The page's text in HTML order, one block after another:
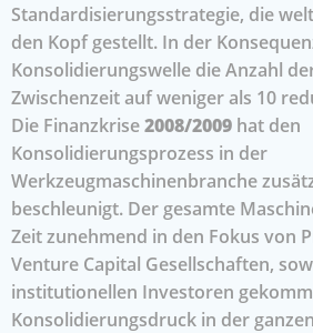
Standardisierungsstrategie, die
den Kopf gestellt. In der
Konsolidierungswelle die Anzahl
Zwischenzeit auf weniger als 10
Die Finanzkrise2008/2009 hat den
Konsolidierungsprozess in der
Werkzeugmaschinenbranche
beschleunigt. Der gesamte
Zeit zunehmend in den Fokus von
Venture Capital Gesellschaften,
institutionellen Investoren
Konsolidierungsdruck in der